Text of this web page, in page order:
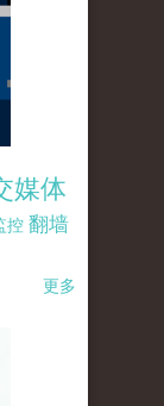
媒体
控 翻墙
更多